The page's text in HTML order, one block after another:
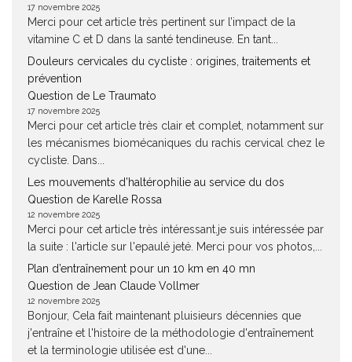
17 novembre 2025
Merci pour cet article très pertinent sur l’impact de la
vitamine C et D dans la santé tendineuse. En tant...
Douleurs cervicales du cycliste : origines, traitements et
prévention
Question de Le Traumato
17 novembre 2025
Merci pour cet article très clair et complet, notamment sur
les mécanismes biomécaniques du rachis cervical chez le
cycliste. Dans...
Les mouvements d’haltérophilie au service du dos
Question de Karelle Rossa
12 novembre 2025
Merci pour cet article très intéressant.je suis intéressée par
la suite : l'article sur l'epaulé jeté. Merci pour vos photos,...
Plan d’entraînement pour un 10 km en 40 mn
Question de Jean Claude Vollmer
12 novembre 2025
Bonjour, Cela fait maintenant pluisieurs décennies que
j'entraîne et l'histoire de la méthodologie d'entraînement
et la terminologie utilisée est d'une...